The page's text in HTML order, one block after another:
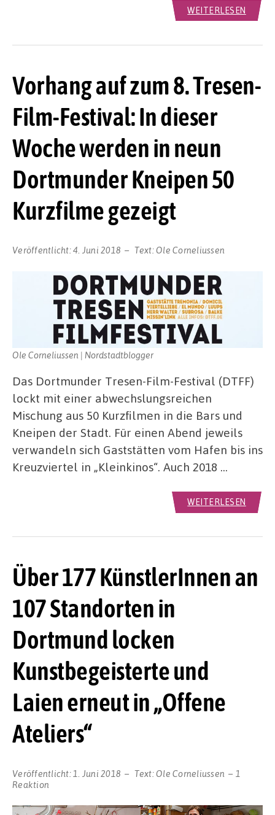
WEITERLESEN
Vorhang auf zum 8. Tresen-
Film-Festival: In dieser
Woche werden in neun
Dortmunder Kneipen 50
Kurzfilme gezeigt
Veröffentlicht:4. Juni 2018 Text:Ole Corneliussen
Ole Corneliussen | Nordstadtblogger
Das Dortmunder Tresen-Film-Festival (DTFF)
lockt mit einer abwechslungsreichen
Mischung aus 50 Kurzfilmen in die Bars und
Kneipen der Stadt. Für einen Abend jeweils
verwandeln sich Gaststätten vom Hafen bis ins
Kreuzviertel in „Kleinkinos“. Auch 2018 …
WEITERLESEN
Über 177 KünstlerInnen an
107 Standorten in
Dortmund locken
Kunstbegeisterte und
Laien erneut in „Offene
Ateliers“
Veröffentlicht: 1. Juni 2018 Text:Ole Corneliussen
1
Reaktion